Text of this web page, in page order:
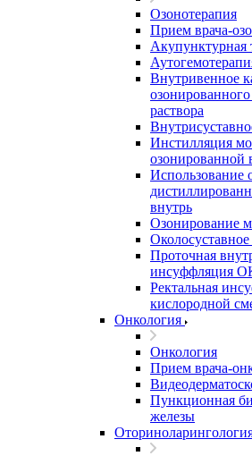
Озонотерапия
Прием врача-
Внутривенное
раствора
Инстилляция
Использование
внутрь
Озонирование
Проточная
инсуффляция
Ректальная
кислородной
Онкология
Онкология
Прием врача-
Пункционная
железы